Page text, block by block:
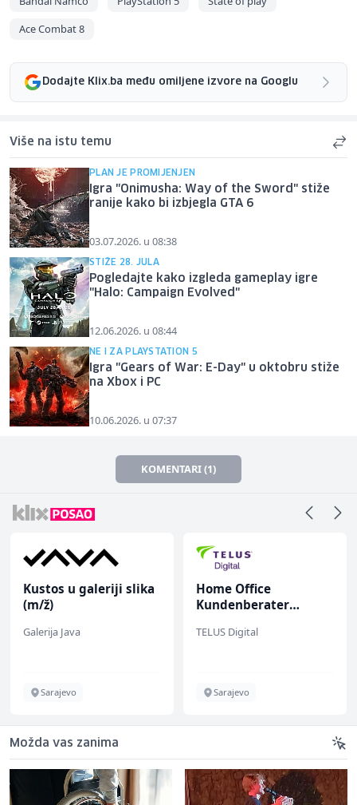
Ace Combat 8
Dodajte Klix.ba među omiljene izvore na Googlu
Više na istu temu
PLAN JE PROMIJENJEN
Igra "Onimusha: Way of the Sword" stiže
ranije kako bi izbjegla GTA 6
03.07.2026. u 08:38
STIŽE 28. JULA
Pogledajte kako izgleda gameplay igre
"Halo: Campaign Evolved"
12.06.2026. u 08:44
NE I ZA PLAYSTATION 5
Igra "Gears of War: E-Day" u oktobru stiže
na Xbox i PC
10.06.2026. u 07:37
KOMENTARI (1)
Kustos u galeriji slika
(m/ž)
Galerija Java
Sarajevo
Home Office
Kundenberater
TELUS Digital
Sarajevo
Možda vas zanima